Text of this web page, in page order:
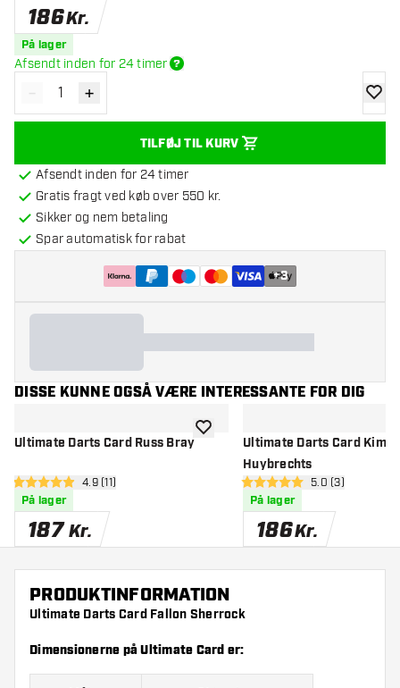
186Kr.
På lager
Afsendt inden for 24 timer
Reducér antal
- Øg antal
+
TILFØJ TIL KURV
Afsendt inden for 24 timer
Gratis fragt ved køb over 550 kr.
Sikker og nem betaling
Spar automatisk for rabat
+3
DISSE KUNNE OGSÅ VÆRE INTERESSANTE FOR DIG
Ultimate Darts Card Russ Bray
åbn anmeldelsespanel
4.9 bedømmelsesstjerner
4.9 (11)
På lager
187 Kr.
tilføje til ønskeliste
Ultimate Darts Card Kim
Huybrechts
åbn
5 bedømmelsesstjerner
5.0 (3)
På lager
186Kr.
PRODUKTINFORMATION
Ultimate Darts Card Fallon Sherrock
Dimensionerne på Ultimate Card er: